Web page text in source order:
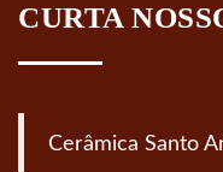
CURTA
Cerâmica Santo